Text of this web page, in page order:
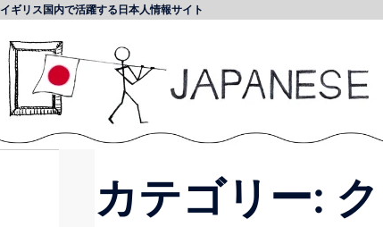
イギリス国内で活躍する日本人情報サイト
カテゴリー: